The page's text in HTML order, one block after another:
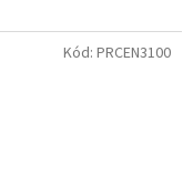
Kód: PRCEN3100